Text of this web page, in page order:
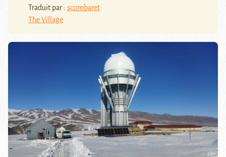
Traduit par : scombaret
The Village